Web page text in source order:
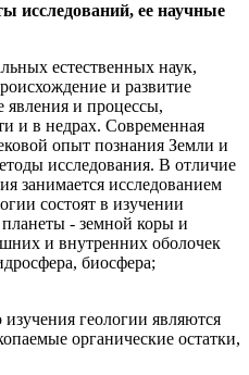
исследований, ее научные
естественных наук,
и развитие
и процессы,
и в недрах. Современная
опыт познания Земли и
исследования. В отличие
занимается исследованием
состоят в изучении
- земной коры и
и внутренних оболочек
биосфера;
геологии являются
органические остатки,